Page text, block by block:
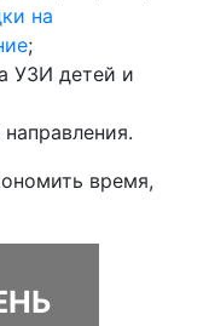
на
;
УЗИ детей и
направления.
время,